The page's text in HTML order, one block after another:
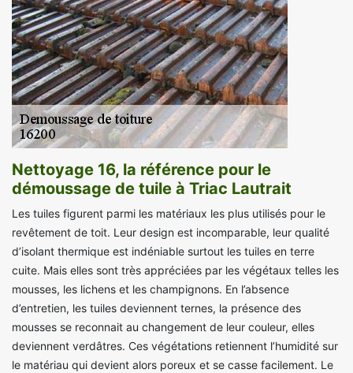
Nettoyage 16, la référence pour le
démoussage de tuile à Triac Lautrait
Les tuiles figurent parmi les matériaux les plus utilisés pour le
revêtement de toit. Leur design est incomparable, leur qualité
d’isolant thermique est indéniable surtout les tuiles en terre
cuite. Mais elles sont très appréciées par les végétaux telles les
mousses, les lichens et les champignons. En l’absence
d’entretien, les tuiles deviennent ternes, la présence des
mousses se reconnait au changement de leur couleur, elles
deviennent verdâtres. Ces végétations retiennent l’humidité sur
le matériau qui devient alors poreux et se casse facilement. Le